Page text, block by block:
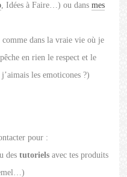
, Idées à Faire…) ou dansmes
dans la vraie vie où je
en rien le respect et le
les emoticones ?)
pour :
destutoriels avec tes produits